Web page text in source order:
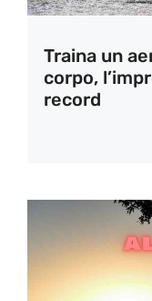
Traina un
corpo,
record